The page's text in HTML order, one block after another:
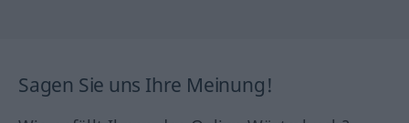
Sagen Sie uns Ihre Meinung!